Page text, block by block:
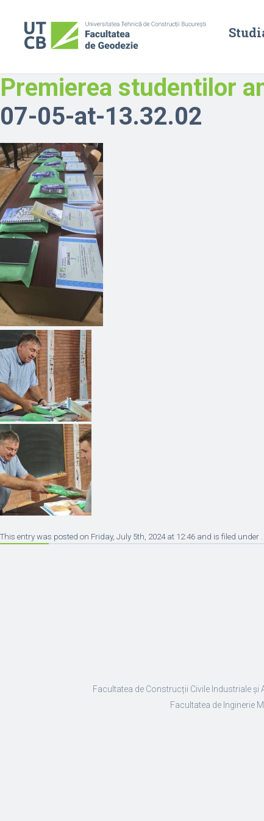
Premierea studentilor
07-05-at-13.32.02
This entry was posted on Friday, July 5th, 2024 at 12:46 and is filed
Facultatea de Construcții Civile Industriale și
Facultatea de Inginerie